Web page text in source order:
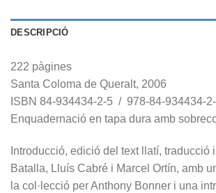
DESCRIPCIÓ
222 pàgines
Santa Coloma de Queralt, 2006
ISBN 84-934434-2-5 / 978-84-934434-
Enquadernació en tapa dura amb
Introducció, edició del text llatí, traducció
Batalla, Lluís Cabré i Marcel Ortín, amb
la col·lecció per Anthony Bonner i una